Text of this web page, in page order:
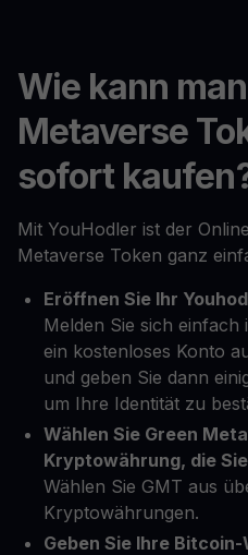
Wie kann
Metaverse
sofort
Mit YouHodler ist der
Metaverse Token ganz
Eröffnen Sie Ihr
Melden Sie sich
ein kostenloses Konto
und geben Sie dann
um Ihre Identität zu
Wählen Sie Green
Kryptowährung, die
Wählen Sie GMT aus
Kryptowährungen.
Geben Sie Ihre